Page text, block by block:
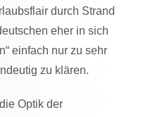
durch Strand
eher in sich
einfach nur zu sehr
zu klären.
Optik der